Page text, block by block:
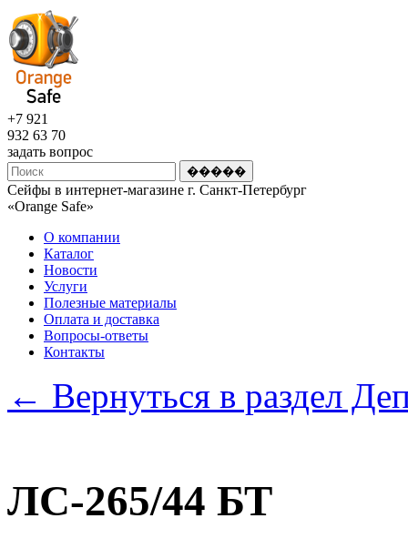
+7 921
932 63 70
задать вопрос
Сейфы в интернет-магазине г. Санкт-Петербург
«Оrange Safe»
О компании
Каталог
Новости
Услуги
Полезные материалы
Оплата и доставка
Вопросы-ответы
Контакты
← Вернуться в раздел
ЛС-265/44 БТ